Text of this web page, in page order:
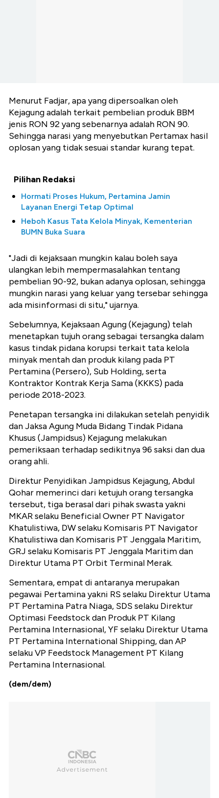
Menurut Fadjar, apa yang dipersoalkan oleh
Kejagung adalah terkait pembelian produk BBM
jenis RON 92 yang sebenarnya adalah RON 90.
Sehingga narasi yang menyebutkan Pertamax hasil
oplosan yang tidak sesuai standar kurang tepat.
Pilihan Redaksi
Hormati Proses Hukum, Pertamina Jamin
Layanan Energi Tetap Optimal
Heboh Kasus Tata Kelola Minyak, Kementerian
BUMN Buka Suara
"Jadi di kejaksaan mungkin kalau boleh saya
ulangkan lebih mempermasalahkan tentang
pembelian 90-92, bukan adanya oplosan, sehingga
mungkin narasi yang keluar yang tersebar sehingga
ada misinformasi di situ," ujarnya.
Sebelumnya, Kejaksaan Agung (Kejagung) telah
menetapkan tujuh orang sebagai tersangka dalam
kasus tindak pidana korupsi terkait tata kelola
minyak mentah dan produk kilang pada PT
Pertamina (Persero), Sub Holding, serta
Kontraktor Kontrak Kerja Sama (KKKS) pada
periode 2018-2023.
Penetapan tersangka ini dilakukan setelah penyidik
dan Jaksa Agung Muda Bidang Tindak Pidana
Khusus (Jampidsus) Kejagung melakukan
pemeriksaan terhadap sedikitnya 96 saksi dan dua
orang ahli.
Direktur Penyidikan Jampidsus Kejagung, Abdul
Qohar memerinci dari ketujuh orang tersangka
tersebut, tiga berasal dari pihak swasta yakni
MKAR selaku Beneficial Owner PT Navigator
Khatulistiwa, DW selaku Komisaris PT Navigator
Khatulistiwa dan Komisaris PT Jenggala Maritim,
GRJ selaku Komisaris PT Jenggala Maritim dan
Direktur Utama PT Orbit Terminal Merak.
Sementara, empat di antaranya merupakan
pegawai Pertamina yakni RS selaku Direktur Utama
PT Pertamina Patra Niaga, SDS selaku Direktur
Optimasi Feedstock dan Produk PT Kilang
Pertamina Internasional, YF selaku Direktur Utama
PT Pertamina International Shipping, dan AP
selaku VP Feedstock Management PT Kilang
Pertamina Internasional.
(dem/dem)